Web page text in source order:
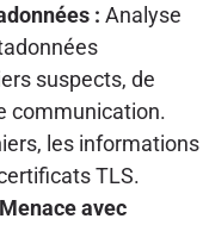
: Analyse
suspects, de
communication.
les informations
TLS.
avec